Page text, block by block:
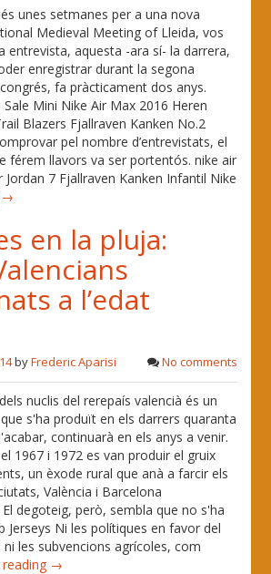
unes setmanes per a una nova
Medieval Meeting of Lleida, vos
entrevista, aquesta -ara sí- la darrera,
enregistrar durant la segona
fa pràcticament dos anys.
Sale Mini Nike Air Max 2016 Heren
Blazers Fjallraven Kanken No.2
pel nombre d’entrevistats, el
férem llavors va ser portentós. nike air
7 Fjallraven Kanken Infantil Nike
→
en la pluja:
a l’edat
byFrederic Aparisi No comments
nuclis del rerepaís valencià és un
s'ha produït en els darrers quaranta
continuarà en els anys a venir.
1967 i 1972 es van produir el gruix
un èxode rural que anà a farcir els
València i Barcelona
degoteig, però, sembla que no s'ha
Jerseys Ni les polítiques en favor del
les subvencions agrícoles, com
reading →